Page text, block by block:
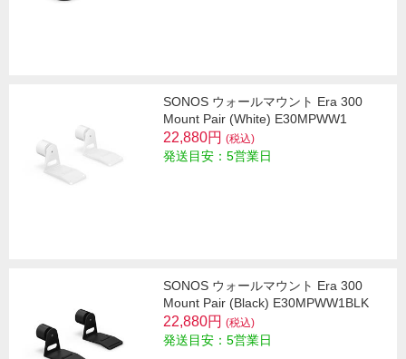
SONOS ウォールマウント Era 300
Mount Pair (White) E30MPWW1
22,880円 (税込)
発送目安：5営業日
SONOS ウォールマウント Era 300
Mount Pair (Black) E30MPWW1BLK
22,880円 (税込)
発送目安：5営業日